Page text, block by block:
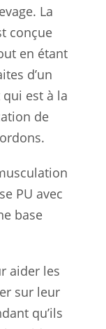
La
conçue
en étant
d’un
est à la
de
PU avec
base
aider les
sur leur
qu’ils